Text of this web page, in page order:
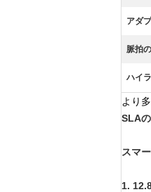
アダ
脈拍
ハイ
より
SLA
スマ
1.